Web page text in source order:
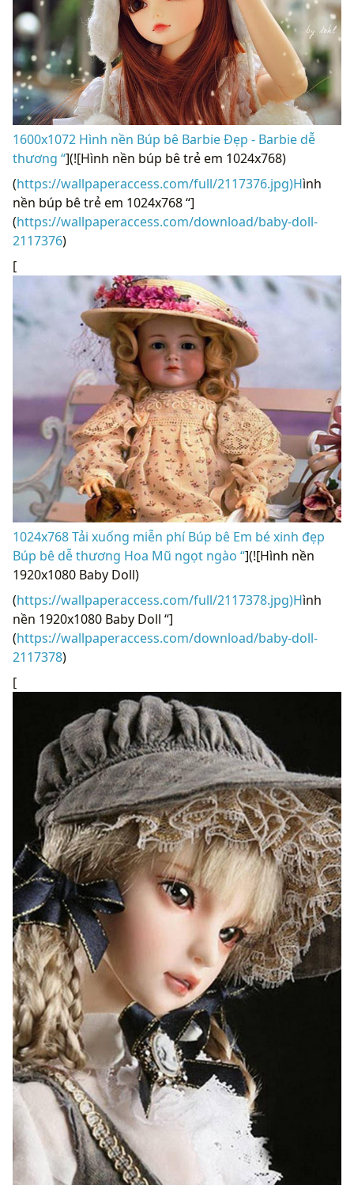
1600x1072 Hình nền Búp bê Barbie Đẹp - Barbie dễ
thương “](![Hình nền búp bê trẻ em 1024x768)
(https://wallpaperaccess.com/full/2117376.jpg)Hình
nền búp bê trẻ em 1024x768 “]
(https://wallpaperaccess.com/download/baby-doll-
2117376)
[
1024x768 Tải xuống miễn phí Búp bê Em bé xinh đẹp
Búp bê dễ thương Hoa Mũ ngọt ngào “](![Hình nền
1920x1080 Baby Doll)
(https://wallpaperaccess.com/full/2117378.jpg)Hình
nền 1920x1080 Baby Doll “]
(https://wallpaperaccess.com/download/baby-doll-
2117378)
[